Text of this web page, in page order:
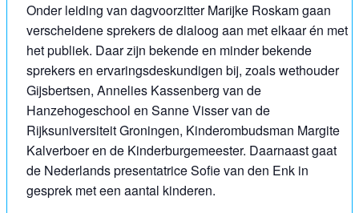
Onder leiding van dagvoorzitter Marijke Roskam gaan
verscheidene sprekers de dialoog aan met elkaar én met
het publiek. Daar zijn bekende en minder bekende
sprekers en ervaringsdeskundigen bij, zoals wethouder
Gijsbertsen, Annelies Kassenberg van de
Hanzehogeschool en Sanne Visser van de
Rijksuniversiteit Groningen, Kinderombudsman Margite
Kalverboer en de Kinderburgemeester. Daarnaast gaat
de Nederlands presentatrice Sofie van den Enk in
gesprek met een aantal kinderen.